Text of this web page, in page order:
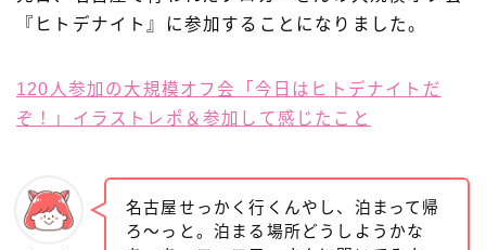
『ヒトデナイト』に参加することになりました。
120人参加の大規模オフ会「今日はヒトデナイトだ
ぞ！」イラストレポ＆参加して感じたこと
名古屋せっかく行くんやし、泊まって帰
ろ〜っと。泊まる場所どうしようかな